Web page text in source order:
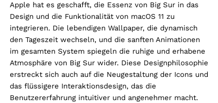
Apple hat es geschafft, die Essenz von Big Sur in das
Design und die Funktionalität von macOS 11 zu
integrieren. Die lebendigen Wallpaper, die dynamisch
den Tageszeit wechseln, und die sanften Animationen
im gesamten System spiegeln die ruhige und erhabene
Atmosphäre von Big Sur wider. Diese Designphilosophie
erstreckt sich auch auf die Neugestaltung der Icons und
das flüssigere Interaktionsdesign, das die
Benutzererfahrung intuitiver und angenehmer macht.